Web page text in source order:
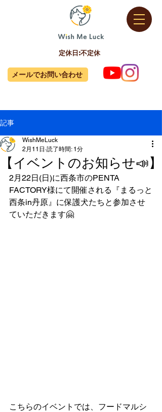
定休日:不定休
メールでお問い合わせ
記事
【イベントのお知らせ📣】
WishMeLuck
2月11日 読了時間: 1分
2月22日(日)に西条市のPENTA
FACTORY様にて開催される『まるっと
西条in丹原』に保護犬たちと参加させ
ていただきます🤗
こちらのイベントでは、フードマルシ